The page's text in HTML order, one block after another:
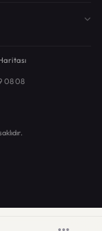
08 08